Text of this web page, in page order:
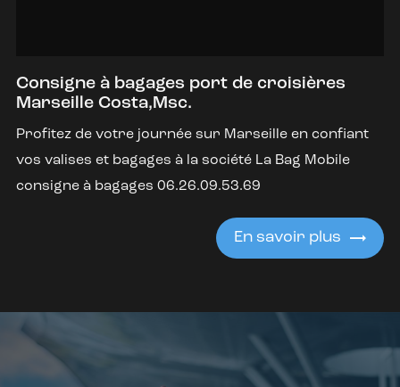
Consigne à bagages port de croisières
Marseille Costa,Msc.
Profitez de votre journée sur Marseille en confiant
vos valises et bagages à la société La Bag Mobile
consigne à bagages 06.26.09.53.69
En savoir plus